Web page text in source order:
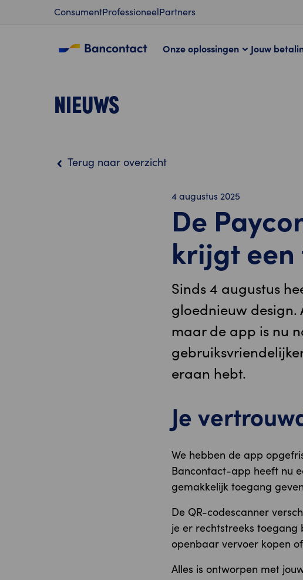
Content
ConsumentProfessioneelPartners
Onze oplossingen Jouw
NIEUWS
De
krijgt een
4 augustus 2025
Sinds 4 augustus
gloednieuw design.
maar de app is nu
eraan hebt.
Je
We hebben de app
Bancontact-app heeft nu
gemakkelijk toegang
De QR-codescanner
je er rechtstreeks
openbaar vervoer kopen
Alles is ontworpen met
Terug naar overzicht